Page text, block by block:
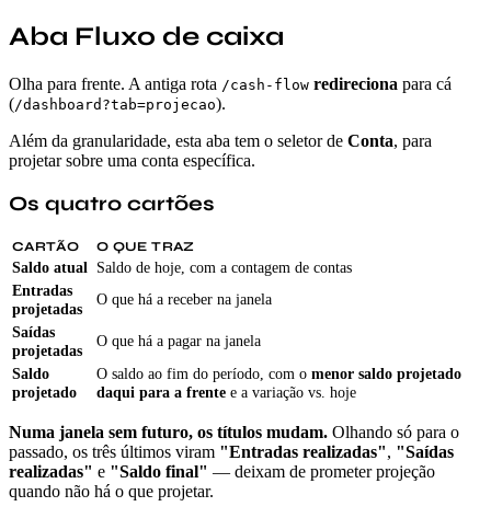
Aba Fluxo de caixa
Olha para frente. A antiga rota /cash-flow redireciona para cá
(/dashboard?tab=projecao).
Além da granularidade, esta aba tem o seletor de Conta, para
projetar sobre uma conta específica.
Os quatro cartões
CARTÃO O QUE TRAZ
Saldo atual Saldo de hoje, com a contagem de contas
Entradas
projetadas
O que há a receber na janela
Saídas
projetadas
O que há a pagar na janela
Saldo
projetado
O saldo ao fim do período, com o menor saldo projetado
daqui para a frente e a variação vs. hoje
Numa janela sem futuro, os títulos mudam. Olhando só para o
passado, os três últimos viram "Entradas realizadas", "Saídas
realizadas" e "Saldo final" — deixam de prometer projeção
quando não há o que projetar.